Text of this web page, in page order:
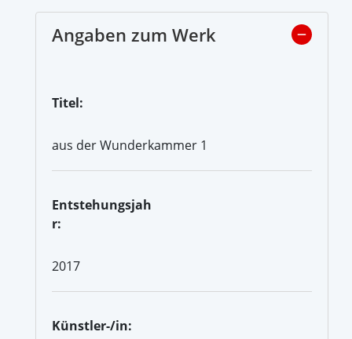
Angaben zum Werk
Titel:
aus der Wunderkammer 1
Entstehungsjah
r:
2017
Künstler-/in: